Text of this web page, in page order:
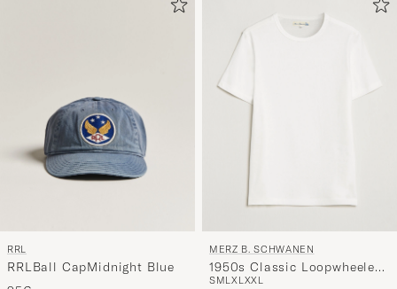
RRL
RRLBall CapMidnight Blue
MERZ B. SCHWANEN
1950s Classic Loopwheeled
T-shirt White
SMLXLXXL